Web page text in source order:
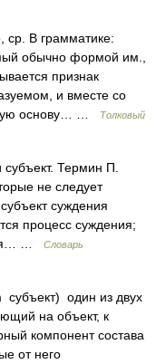
В грамматике:
обычно формой им.,
признак
и вместе со
основу… …
Толковый
Термин П.
не следует
суждения
процесс суждения;
…
Словарь
субъект) один из двух
на объект, к
компонент состава
от него